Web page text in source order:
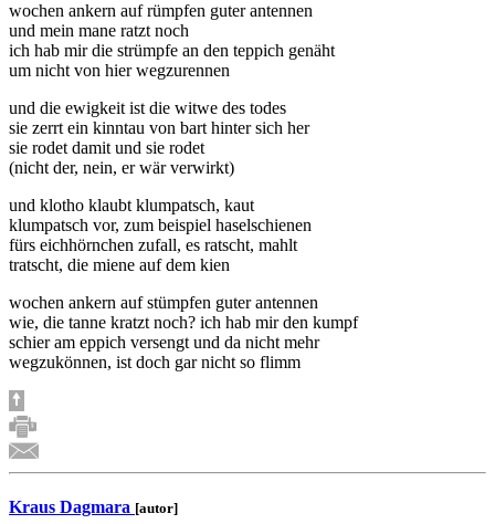
wochen ankern auf rümpfen guter antennen
und mein mane ratzt noch
ich hab mir die strümpfe an den teppich genäht
um nicht von hier wegzurennen
und die ewigkeit ist die witwe des todes
sie zerrt ein kinntau von bart hinter sich her
sie rodet damit und sie rodet
(nicht der, nein, er wär verwirkt)
und klotho klaubt klumpatsch, kaut
klumpatsch vor, zum beispiel haselschienen
fürs eichhörnchen zufall, es ratscht, mahlt
tratscht, die miene auf dem kien
wochen ankern auf stümpfen guter antennen
wie, die tanne kratzt noch? ich hab mir den kumpf
schier am eppich versengt und da nicht mehr
wegzukönnen, ist doch gar nicht so flimm
Kraus Dagmara [autor]